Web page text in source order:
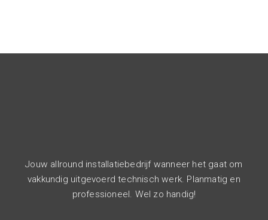
Jouw allround installatiebedrijf wanneer het gaat om
vakkundig uitgevoerd technisch werk. Planmatig en
professioneel. Wel zo handig!